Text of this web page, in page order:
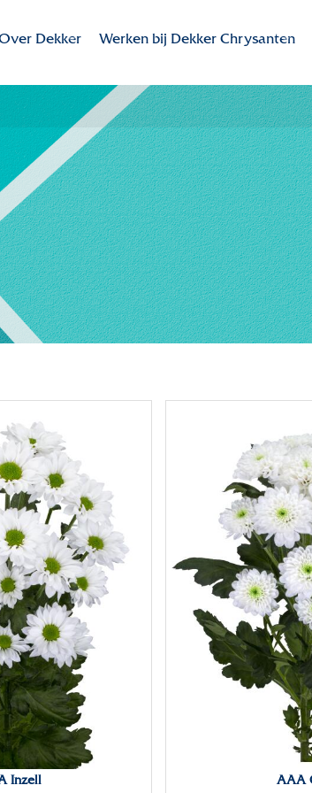
Dekker
Chrysanten
Missie - Visie
MVO
Duurzaamheid
Chrysanthemum Valley
Werken bij Dekker Chrysanten
Werken bij Dekker Chrysanten
Overzicht vacatures
Bedrijfsidentiteit
Onze collega's
Contact
Inzell AAA